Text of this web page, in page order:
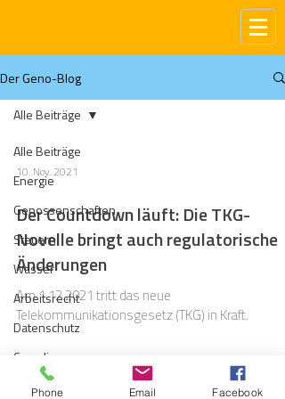
Der Geno-Blog
Alle Beiträge
Energie
Genossenschaften
Steuern
Wasser
Arbeitsrecht
Datenschutz
Compliance
Gas
Alle Beiträge
10. Nov. 2021
Der Countdown läuft: Die TKG-
Novelle bringt auch regulatorische
Änderungen
Am 1.12.2021 tritt das neue
Telekommunikationsgesetz (TKG) in Kraft.
Phone Email Facebook